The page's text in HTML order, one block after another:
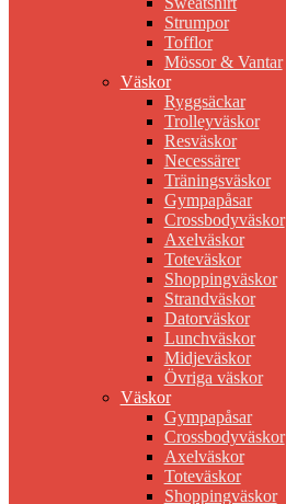
Strumpor
Tofflor
Mössor & Vantar
Väskor
Ryggsäckar
Trolleyväskor
Resväskor
Necessärer
Träningsväskor
Gympapåsar
Crossbodyväskor
Axelväskor
Toteväskor
Shoppingväskor
Strandväskor
Datorväskor
Lunchväskor
Midjeväskor
Övriga väskor
Väskor
Gympapåsar
Crossbodyväskor
Axelväskor
Toteväskor
Shoppingväskor